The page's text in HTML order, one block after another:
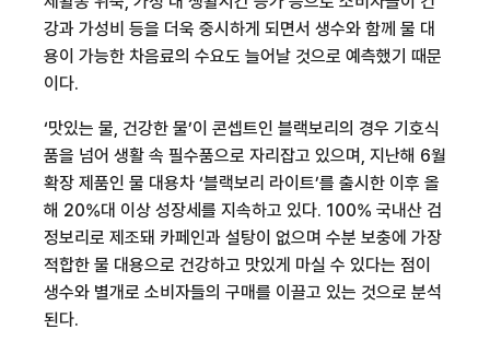
강과 가성비 등을 더욱 중시하게 되면서 생수와 함께 물 대
용이 가능한 차음료의 수요도 늘어날 것으로 예측했기 때문
이다.
‘맛있는 물, 건강한 물’이 콘셉트인 블랙보리의 경우 기호식
품을 넘어 생활 속 필수품으로 자리잡고 있으며 , 지난해 6월
확장 제품인 물 대용차 ‘블랙보리 라이트’를 출시한 이후 올
해 20%대 이상 성장세를 지속하고 있다. 100% 국내산 검
정보리로 제조돼 카페인과 설탕이 없으며 수분 보충에 가장
적합한 물 대용으로 건강하고 맛있게 마실 수 있다는 점이
생수와 별개로 소비자들의 구매를 이끌고 있는 것으로 분석
된다.